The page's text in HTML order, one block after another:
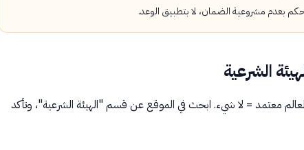
بعدم مشروعية الضمان، لا بتطبيق الوعد.
لعالم معتمد = لا شيء. ابحث في الموقع عن قسم "الهيئة الشرعية"، وتأكد